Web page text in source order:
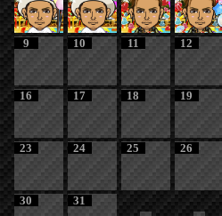
9 10 11 12
16 17 18 19
23 24 25 26
30 31